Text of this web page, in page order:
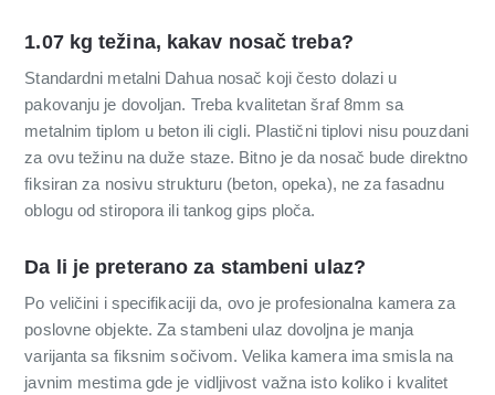
1.07 kg težina, kakav nosač treba?
Standardni metalni Dahua nosač koji često dolazi u
pakovanju je dovoljan. Treba kvalitetan šraf 8mm sa
metalnim tiplom u beton ili cigli. Plastični tiplovi nisu pouzdani
za ovu težinu na duže staze. Bitno je da nosač bude direktno
fiksiran za nosivu strukturu (beton, opeka), ne za fasadnu
oblogu od stiropora ili tankog gips ploča.
Da li je preterano za stambeni ulaz?
Po veličini i specifikaciji da, ovo je profesionalna kamera za
poslovne objekte. Za stambeni ulaz dovoljna je manja
varijanta sa fiksnim sočivom. Velika kamera ima smisla na
javnim mestima gde je vidljivost važna isto koliko i kvalitet